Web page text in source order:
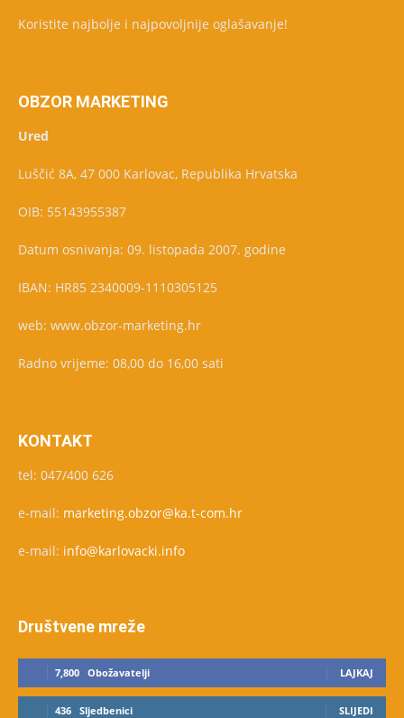
Koristite najbolje i najpovoljnije oglašavanje!
OBZOR MARKETING
Ured
Luščić 8A, 47 000 Karlovac, Republika Hrvatska
OIB: 55143955387
Datum osnivanja: 09. listopada 2007. godine
IBAN: HR85 2340009-1110305125
web: www.obzor-marketing.hr
Radno vrijeme: 08,00 do 16,00 sati
KONTAKT
tel: 047/400 626
e-mail: marketing.obzor@ka.t-com.hr
e-mail: info@karlovacki.info
Društvene mreže
7,800 Obožavatelji LAJKAJ
436 Sljedbenici SLIJEDI